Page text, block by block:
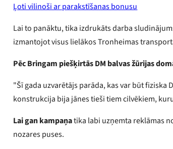
Ļoti vilinoši ar parakstīšanas bonusu
Lai to panāktu, tika izdrukāts darba
izmantojot visus lielākos Tronheimas
Pēc Bringam piešķirtās DM balvas žūrijas
"Šī gada uzvarētājs parāda, kas var būt
konstrukcija bija jānes tieši tiem cilvēkiem,
Lai gan kampaņatika labi uzņemta reklāmas
nozares puses.